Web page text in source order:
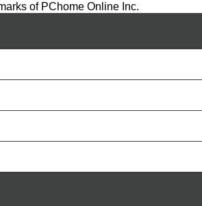
of PChome Online Inc.